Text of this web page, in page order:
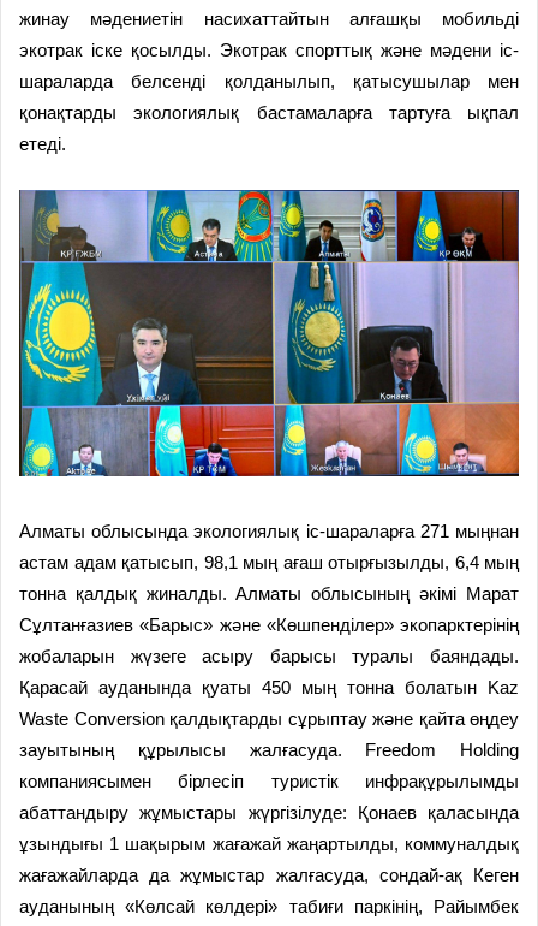
жинау мәдениетін насихаттайтын алғашқы мобильді
экотрак іске қосылды. Экотрак спорттық және мәдени іс-
шараларда белсенді қолданылып, қатысушылар мен
қонақтарды экологиялық бастамаларға тартуға ықпал
етеді.
Алматы облысында экологиялық іс-шараларға 271 мыңнан
астам адам қатысып, 98,1 мың ағаш отырғызылды, 6,4 мың
тонна қалдық жиналды. Алматы облысының әкімі Марат
Сұлтанғазиев «Барыс» және «Көшпенділер» экопарктерінің
жобаларын жүзеге асыру барысы туралы баяндады.
Қарасай ауданында қуаты 450 мың тонна болатын Kaz
Waste Conversion қалдықтарды сұрыптау және қайта өңдеу
зауытының құрылысы жалғасуда. Freedom Holding
компаниясымен бірлесіп туристік инфрақұрылымды
абаттандыру жұмыстары жүргізілуде: Қонаев қаласында
ұзындығы 1 шақырым жағажай жаңартылды, коммуналдық
жағажайларда да жұмыстар жалғасуда, сондай-ақ Кеген
ауданының «Көлсай көлдері» табиғи паркінің, Райымбек